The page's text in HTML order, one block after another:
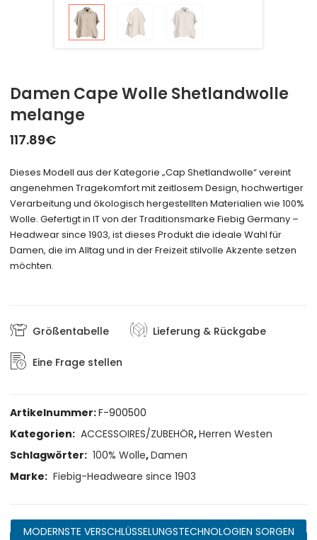
Damen Cape Wolle Shetlandwolle
melange
117.89€
Dieses Modell aus der Kategorie „Cap Shetlandwolle“ vereint
angenehmen Tragekomfort mit zeitlosem Design, hochwertiger
Verarbeitung und ökologisch hergestellten Materialien wie 100%
Wolle. Gefertigt in IT von der Traditionsmarke Fiebig Germany –
Headwear since 1903, ist dieses Produkt die ideale Wahl für
Damen, die im Alltag und in der Freizeit stilvolle Akzente setzen
möchten.
Größentabelle Lieferung & Rückgabe
Eine Frage stellen
Artikelnummer:F-900500
Kategorien: ACCESSOIRES/ZUBEHÖR,Herren Westen
Schlagwörter: 100% Wolle,Damen
Marke: Fiebig-Headweare since 1903
MODERNSTE VERSCHLÜSSELUNGSTECHNOLOGIEN SORGEN